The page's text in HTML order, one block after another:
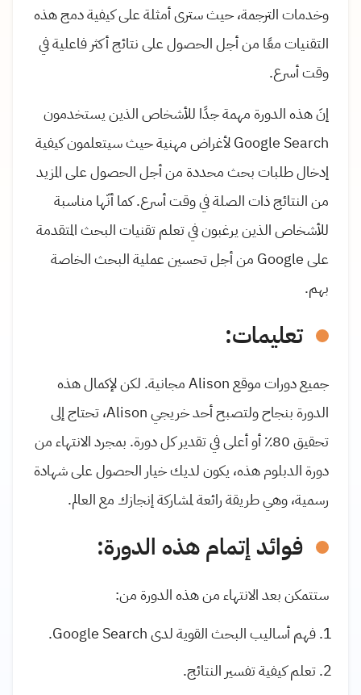
وخدمات الترجمة، حيث سترى أمثلة على كيفية دمج هذه
التقنيات معًا من أجل الحصول على نتائج أكثر فاعلية في
وقت أسرع.
إنَ هذه الدورة مهمة جدًا للأشخاص الذين يستخدمون
Google Search لأغراض مهنية حيث سيتعلمون كيفية
إدخال طلبات بحث محددة من أجل الحصول على المزيد
من النتائج ذات الصلة في وقت أسرع. كما أنّها مناسبة
للأشخاص الذين يرغبون في تعلم تقنيات البحث المتقدمة
على Google من أجل تحسين عملية البحث الخاصة
بهم.
تعليمات:
جميع دورات موقع Alison مجانية. لكن لإكمال هذه
الدورة بنجاح ولتصبح أحد خريجي Alison، تحتاج إلى
تحقيق 80٪ أو أعلى في تقدير كل دورة. بمجرد الانتهاء من
دورة الدبلوم هذه، يكون لديك خيار الحصول على شهادة
رسمية، وهي طريقة رائعة لمشاركة إنجازك مع العالم.
فوائد إتمام هذه الدورة:
ستتمكن بعد الانتهاء من هذه الدورة من:
فهم أساليب البحث القوية لدى Google Search.
تعلم كيفية تفسير النتائج.